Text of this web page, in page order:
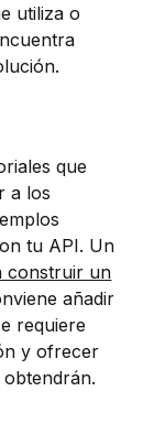
utiliza o
que
a los
tu API. Un
construir un
añadir
requiere
y ofrecer